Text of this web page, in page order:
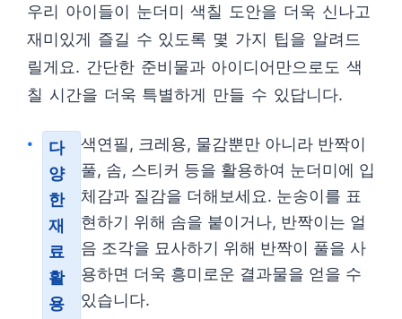
우리 아이들이 눈더미 색칠 도안을 더욱 신나고
재미있게 즐길 수 있도록 몇 가지 팁을 알려드
릴게요. 간단한 준비물과 아이디어만으로도 색
칠 시간을 더욱 특별하게 만들 수 있답니다.
다
양
한
재
료
활
용
색연필, 크레용, 물감뿐만 아니라 반짝이
풀, 솜, 스티커 등을 활용하여 눈더미에 입
체감과 질감을 더해보세요. 눈송이를 표
현하기 위해 솜을 붙이거나, 반짝이는 얼
음 조각을 묘사하기 위해 반짝이 풀을 사
용하면 더욱 흥미로운 결과물을 얻을 수
있습니다.